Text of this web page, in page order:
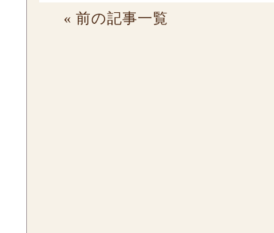
« 前の記事一覧